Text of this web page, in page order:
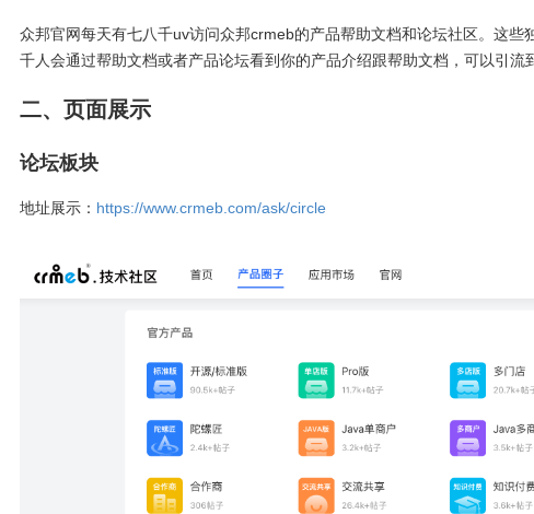
众邦官网每天有七八千uv访问众邦crmeb的产品帮助文档和论坛社区。这
千人会通过帮助文档或者产品论坛看到你的产品介绍跟帮助文档，可以引流
二、页面展示
论坛板块
地址展示： https://www.crmeb.com/ask/circle